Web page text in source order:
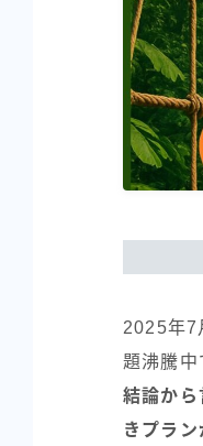
2025年7
題沸騰中
結論から
きプラン